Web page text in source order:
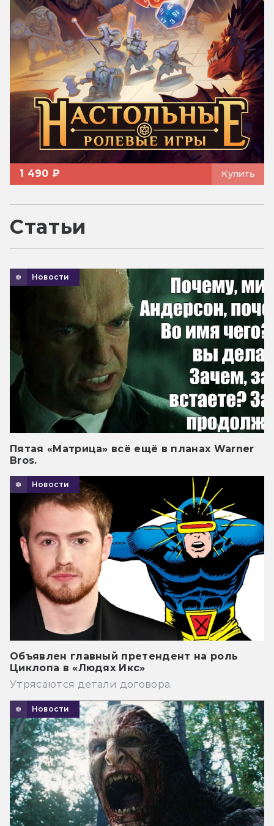
1 490 ₽ Купить
Статьи
Новости
Пятая «Матрица» всё ещё в планах Warner
Bros.
Новости
Объявлен главный претендент на роль
Циклопа в «Людях Икс»
Утрясаются детали договора.
Новости